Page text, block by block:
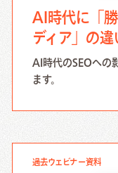
AI時代に「
ディア」の違
AI時代のSEOへの
ます。
過去ウェビナー資料